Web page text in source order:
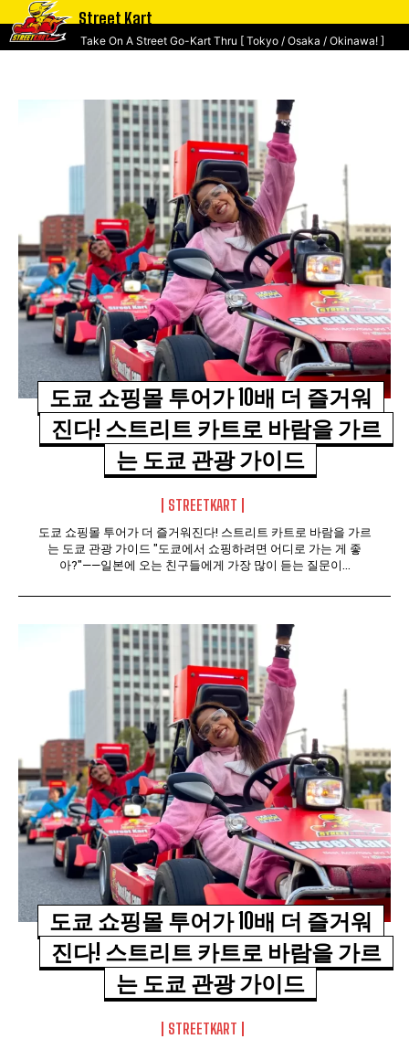
Street Kart
Take On A Street Go-Kart Thru [ Tokyo / Osaka / Okinawa! ]
도쿄 쇼핑몰 투어가 10배 더 즐거워
진다! 스트리트 카트로 바람을 가르
는 도쿄 관광 가이드
STREETKART
도쿄 쇼핑몰 투어가 더 즐거워진다! 스트리트 카트로 바람을 가르
는 도쿄 관광 가이드 "도쿄에서 쇼핑하려면 어디로 가는 게 좋
아?"——일본에 오는 친구들에게 가장 많이 듣는 질문이...
도쿄 쇼핑몰 투어가 10배 더 즐거워
진다! 스트리트 카트로 바람을 가르
는 도쿄 관광 가이드
STREETKART